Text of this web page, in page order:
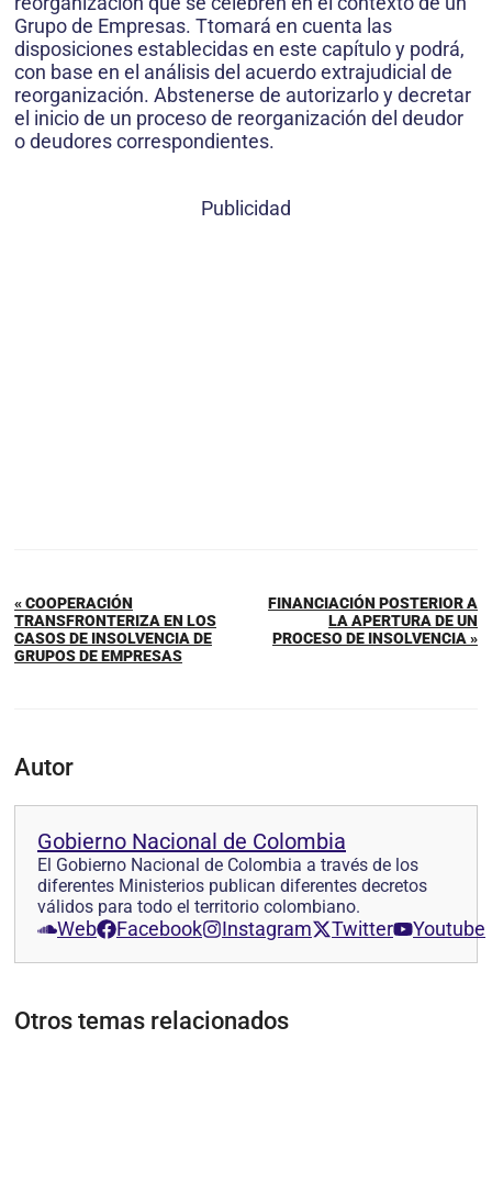
Grupo de Empresas. Ttomará en cuenta las
disposiciones establecidas en este capítulo y podrá,
con base en el análisis del acuerdo extrajudicial de
reorganización. Abstenerse de autorizarlo y decretar
el inicio de un proceso de reorganización del deudor
o deudores correspondientes.
Publicidad
« COOPERACIÓN
TRANSFRONTERIZA EN LOS
CASOS DE INSOLVENCIA DE
GRUPOS DE EMPRESAS
FINANCIACIÓN POSTERIOR A
LA APERTURA DE UN
PROCESO DE INSOLVENCIA »
Autor
Gobierno Nacional de Colombia
El Gobierno Nacional de Colombia a través de los
diferentes Ministerios publican diferentes decretos
válidos para todo el territorio colombiano.
Web Facebook Instagram Twitter Youtube
Otros temas relacionados